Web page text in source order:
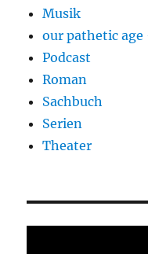
Musik
our pathetic
Podcast
Roman
Sachbuch
Serien
Theater